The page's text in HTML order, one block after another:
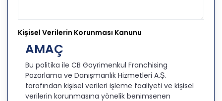
Kişisel Verilerin Korunması Kanunu
AMAÇ
Bu politika ile CB Gayrimenkul Franchising
Pazarlama ve Danışmanlık Hizmetleri A.Ş.
tarafından kişisel verileri işleme faaliyeti ve kişisel
verilerin korunmasına yönelik benimsenen